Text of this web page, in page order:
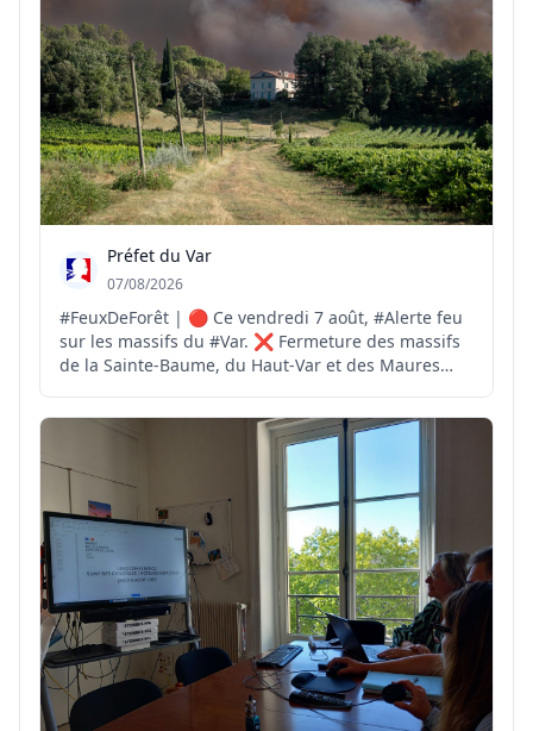
Préfet du Var
07/08/2026
#FeuxDeForêt | 🔴 Ce vendredi 7 août, #Alerte feu
sur les massifs du #Var. ❌ Fermeture des massifs
de la Sainte-Baume, du Haut-Var et des Maures
des massifs des Monts Toulonnais, de la Corniche
des Maures, du Centre-Var et des îles d'Hyères